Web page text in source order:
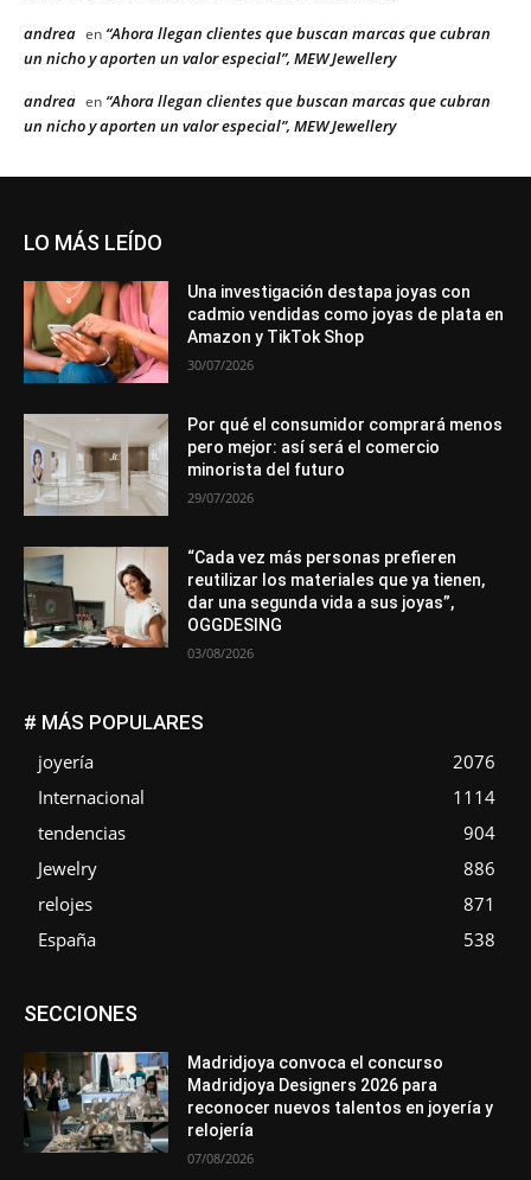
andrea en “Ahora llegan clientes que buscan marcas que cubran
un nicho y aporten un valor especial”, MEW Jewellery
andrea en “Ahora llegan clientes que buscan marcas que cubran
un nicho y aporten un valor especial”, MEW Jewellery
LO MÁS LEÍDO
Una investigación destapa joyas con
cadmio vendidas como joyas de plata en
Amazon y TikTok Shop
30/07/2026
Por qué el consumidor comprará menos
pero mejor: así será el comercio
minorista del futuro
29/07/2026
“Cada vez más personas prefieren
reutilizar los materiales que ya tienen,
dar una segunda vida a sus joyas”,
OGGDESING
03/08/2026
# MÁS POPULARES
joyería
2076
Internacional
1114
tendencias
904
Jewelry
886
relojes
871
España
538
SECCIONESAsociaciones
Entrevistas
Mundo Técnico
Novedades Opiniones
Perspectiva
Premios
Secciones Sin categoría
Más
Madridjoya convoca el concurso
Madridjoya Designers 2026 para
reconocer nuevos talentos en joyería y
relojería
07/08/2026